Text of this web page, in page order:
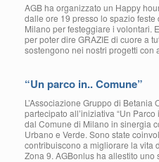
AGB ha organizzato un Happy
dalle ore 19 presso lo spazio feste
Milano per festeggiare i volontari.
per poter dire GRAZIE di cuore a
sostengono nei nostri progetti
“Un parco in.. Comune”
L’Associazione Gruppo di Betania
partecipato all’iniziativa “Un
dal Comune di Milano in sinergia
Urbano e Verde. Sono state
contribuiscono a migliorare la vita
Zona 9. AGBonlus ha allestito